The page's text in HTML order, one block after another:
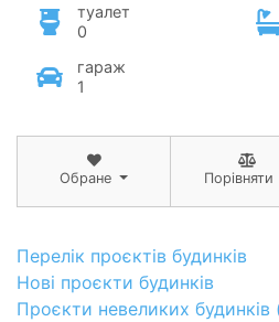
туалет
0
гараж
1
Обране Порівняти
Перелік проєктів будинків
Нові проєкти будинків
Проєкти невеликих